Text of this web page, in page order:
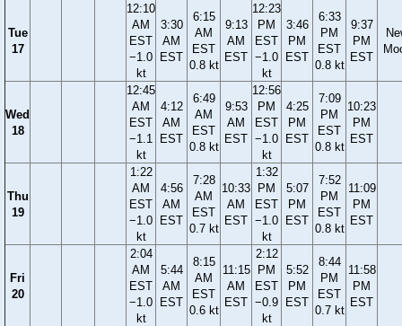
Tue
17
12:10
AM
EST
−1.0
kt
3:30
AM
EST
6:15
AM
EST
0.8 kt
9:13
AM
EST
12:23
PM
EST
−1.0
kt
3:46
PM
EST
6:33
PM
EST
0.8 kt
9:37
PM
EST
Wed
18
12:45
AM
EST
−1.1
kt
4:12
AM
EST
6:49
AM
EST
0.8 kt
9:53
AM
EST
12:56
PM
EST
−1.0
kt
4:25
PM
EST
7:09
PM
EST
0.8 kt
10:23
PM
EST
Thu
19
1:22
AM
EST
−1.0
kt
4:56
AM
EST
7:28
AM
EST
0.7 kt
10:33
AM
EST
1:32
PM
EST
−1.0
kt
5:07
PM
EST
7:52
PM
EST
0.8 kt
11:09
PM
EST
Fri
20
2:04
AM
EST
−1.0
kt
5:44
AM
EST
8:15
AM
EST
0.6 kt
11:15
AM
EST
2:12
PM
EST
−0.9
kt
5:52
PM
EST
8:44
PM
EST
0.7 kt
11:58
PM
EST